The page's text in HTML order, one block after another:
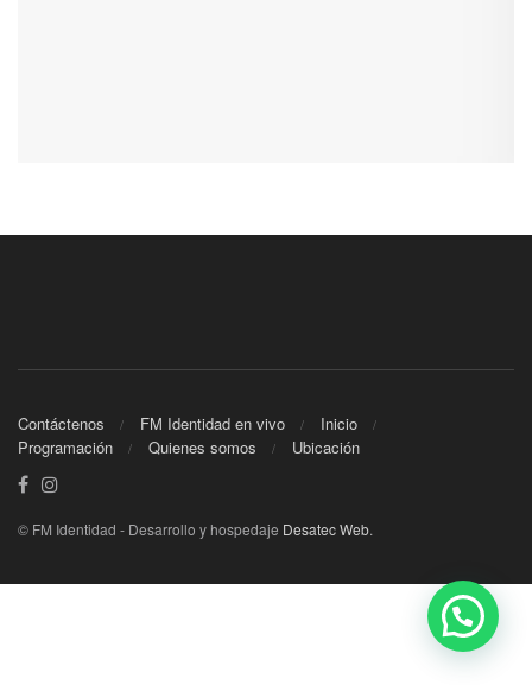
Contáctenos FM Identidad en vivo
Inicio
Programación
Quienes somos Ubicación
© FM Identidad - Desarrollo y hospedaje Desatec Web.